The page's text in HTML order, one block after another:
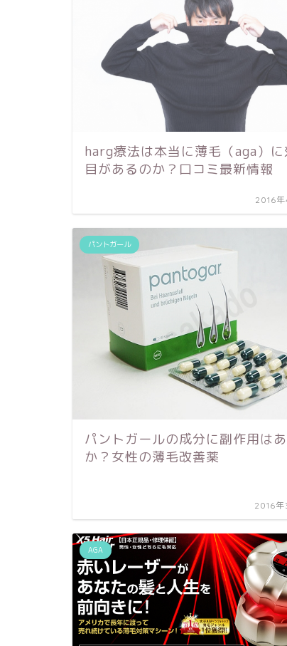
harg療法は本当に薄毛（aga）に
目があるのか？口コミ最新情報
2016
パントガール
パントガールの成分に副作用は
か？女性の薄毛改善薬
2016
AGA